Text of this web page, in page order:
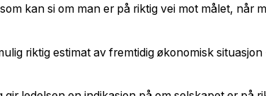
kan si om man er på riktig vei mot målet, når
riktig estimat av fremtidig økonomisk